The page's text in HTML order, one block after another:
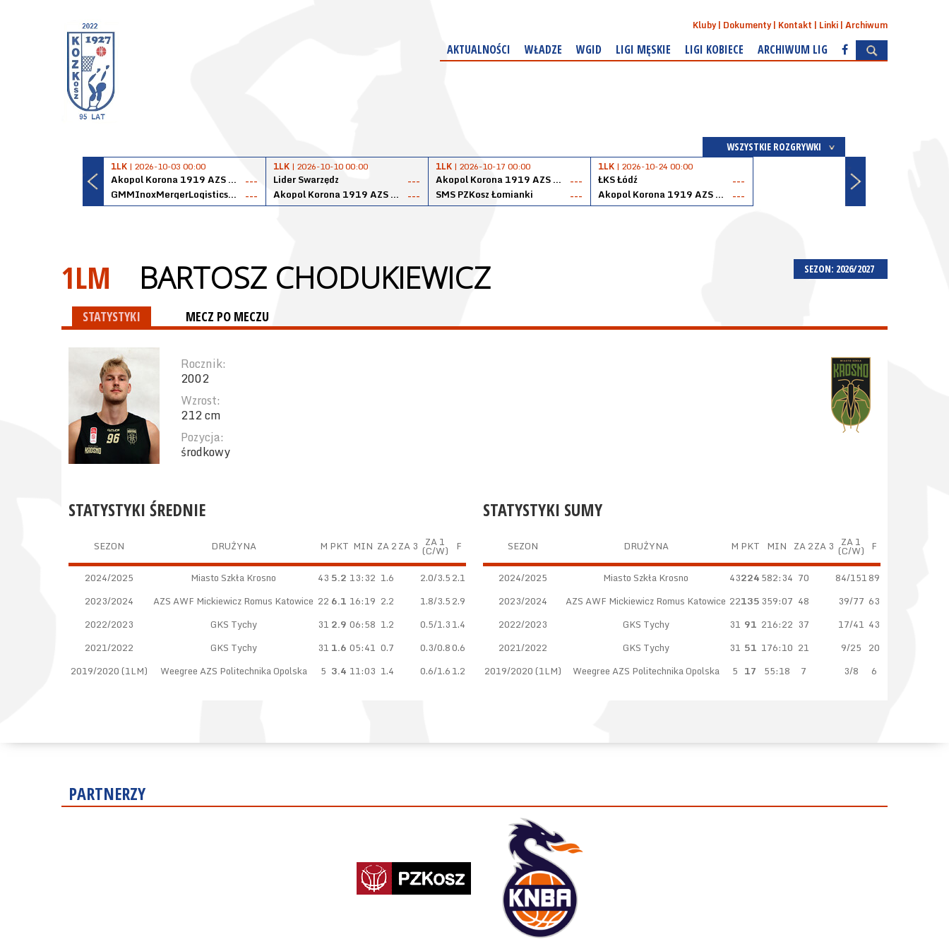
Kluby Dokumenty Kontakt Linki Archiwum
AKTUALNOŚCI WŁADZE WGID LIGI MĘSKIE LIGI KOBIECE ARCHIWUM LIG
WSZYSTKIE ROZGRYWKI
1LK | 2026-10-03 00:00
Akopol Korona 1919 AZS PK Kraków
---
GMMInoxMergerLogisticsPanteryŁańcut
---
1LK | 2026-10-10 00:00
Lider Swarzędz
---
Akopol Korona 1919 AZS PK Kraków
---
1LK | 2026-10-17 00:00
Akopol Korona 1919 AZS PK Kraków
---
SMS PZKosz Łomianki
---
1LK | 2026-10-24 00:00
ŁKS Łódź
---
Akopol Korona 1919 AZS PK Kraków
---
SEZON: 2026/2027
1LM BARTOSZ CHODUKIEWICZ
STATYSTYKI MECZ PO MECZU
Rocznik:
2002
Wzrost:
212 cm
Pozycja:
środkowy
STATYSTYKI SUMY
SEZON DRUŻYNA M PKT MIN ZA 2ZA 3 ZA 1
(C/W) F
2024/2025 Miasto Szkła Krosno 43224582:34 70 84/15189
2023/2024
AZS AWF Mickiewicz Romus Katowice 22135359:07 48 39/77 63
2022/2023
GKS Tychy 31 91 216:22 37 17/41 43
2021/2022
GKS Tychy 31 51 176:10 21 9/25 20
2019/2020 (1LM)
Weegree AZS Politechnika Opolska 5 17 55:18 7 3/8 6
STATYSTYKI ŚREDNIE
SEZON DRUŻYNA M PKT MIN ZA 2ZA 3 ZA 1
(C/W) F
2024/2025 Miasto Szkła Krosno 43 5.2 13:32 1.6 2.0/3.52.1
2023/2024
AZS AWF Mickiewicz Romus Katowice 22 6.1 16:19 2.2 1.8/3.52.9
2022/2023
GKS Tychy 31 2.9 06:58 1.2 0.5/1.31.4
2021/2022
GKS Tychy 31 1.6 05:41 0.7 0.3/0.80.6
2019/2020 (1LM)
Weegree AZS Politechnika Opolska 5 3.4 11:03 1.4 0.6/1.61.2
PARTNERZY